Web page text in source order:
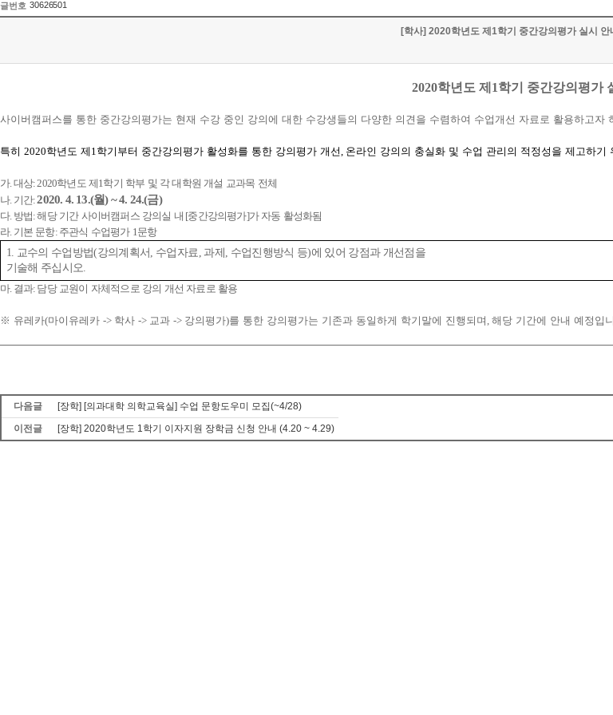
글번호 30626501
[학사] 2020학년도 제1학기 중간강의평가 실시
2020학년도 제 1학기 중간강의평가
사이버캠퍼스를 통한 중간강의평가는 현재 수강 중인 강의에 대한 수강생들의 다양한 의견을 수렴하여 수업개선 자료로 활용하고자
특히 2020학년도 제 1학기부터 중간강의평가 활성화를 통한 강의평가 개선, 온라인 강의의 충실화 및 수업 관리의 적정성을 제고하기
가.대상: 2020학년도 제1학기 학부 및 각 대학원 개설 교과목 전체
나. 기간:2020. 4. 13.(월) ~ 4. 24.(금)
다. 방법:해당 기간 사이버캠퍼스 강의실 내 [중간강의평가]가 자동 활성화됨
라. 기본 문항: 주관식 수업평가 1문항
1. 교수의 수업방법(강의계획서, 수업자료 ,과제, 수업진행방식 등)에 있어 강점과 개선점을
기술해 주십시오.
마. 결과: 담당 교원이 자체적으로 강의 개선 자료로 활용
※ 유레카(마이유레카 -> 학사 -> 교과 -> 강의평가)를 통한 강의평가는 기존과 동일하게 학기말에 진행되며 , 해당 기간에 안내 예정입
다음글
[장학] [의과대학 의학교육실] 수업 문항도우미 모집(~4/28)
이전글
[장학] 2020학년도 1학기 이자지원 장학금 신청 안내 (4.20 ~ 4.29)